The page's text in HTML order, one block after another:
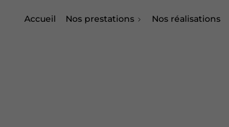
Accueil Nos prestations Nos réalisations